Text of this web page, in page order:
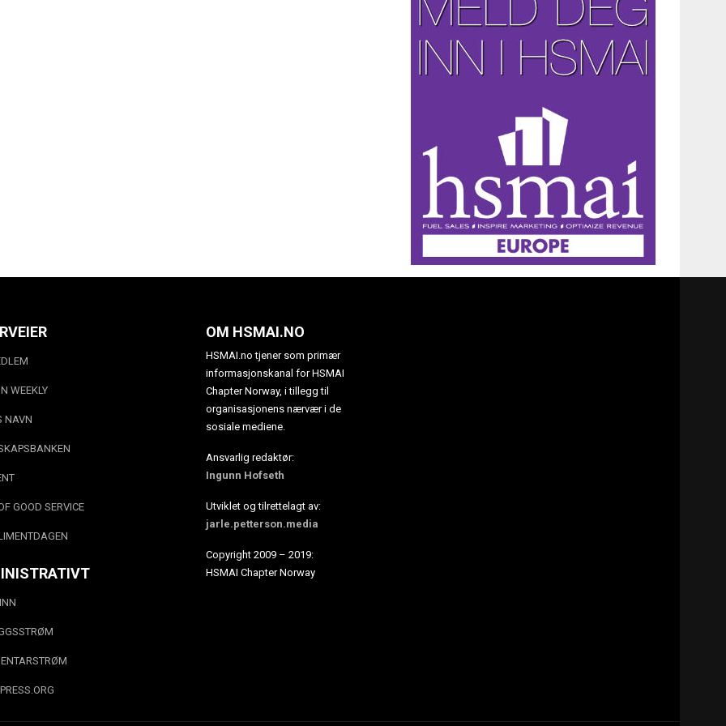
WEEKLY
NAVN
GOOD SERVICE
OM HSMAI.NO
HSMAI.no tjener som primær
informasjonskanal for HSMAI
Chapter Norway, i tillegg til
organisasjonens nærvær i de
sosiale mediene.
Ansvarlig redaktør:
Ingunn Hofseth
Utviklet og tilrettelagt av:
jarle.petterson.media
Copyright 2009 – 2019:
HSMAI Chapter Norway